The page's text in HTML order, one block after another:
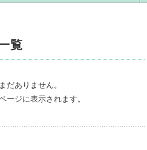
覧
だありません。
ージに表示されます。